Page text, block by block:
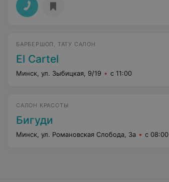
БАРБЕРШОП, ТАТУ САЛОН
El Cartel
Минск, ул. Зыбицкая, 9/19 с 11:00
САЛОН КРАСОТЫ
Бигуди
Минск, ул. Романовская Слобода, 3а с 08:00